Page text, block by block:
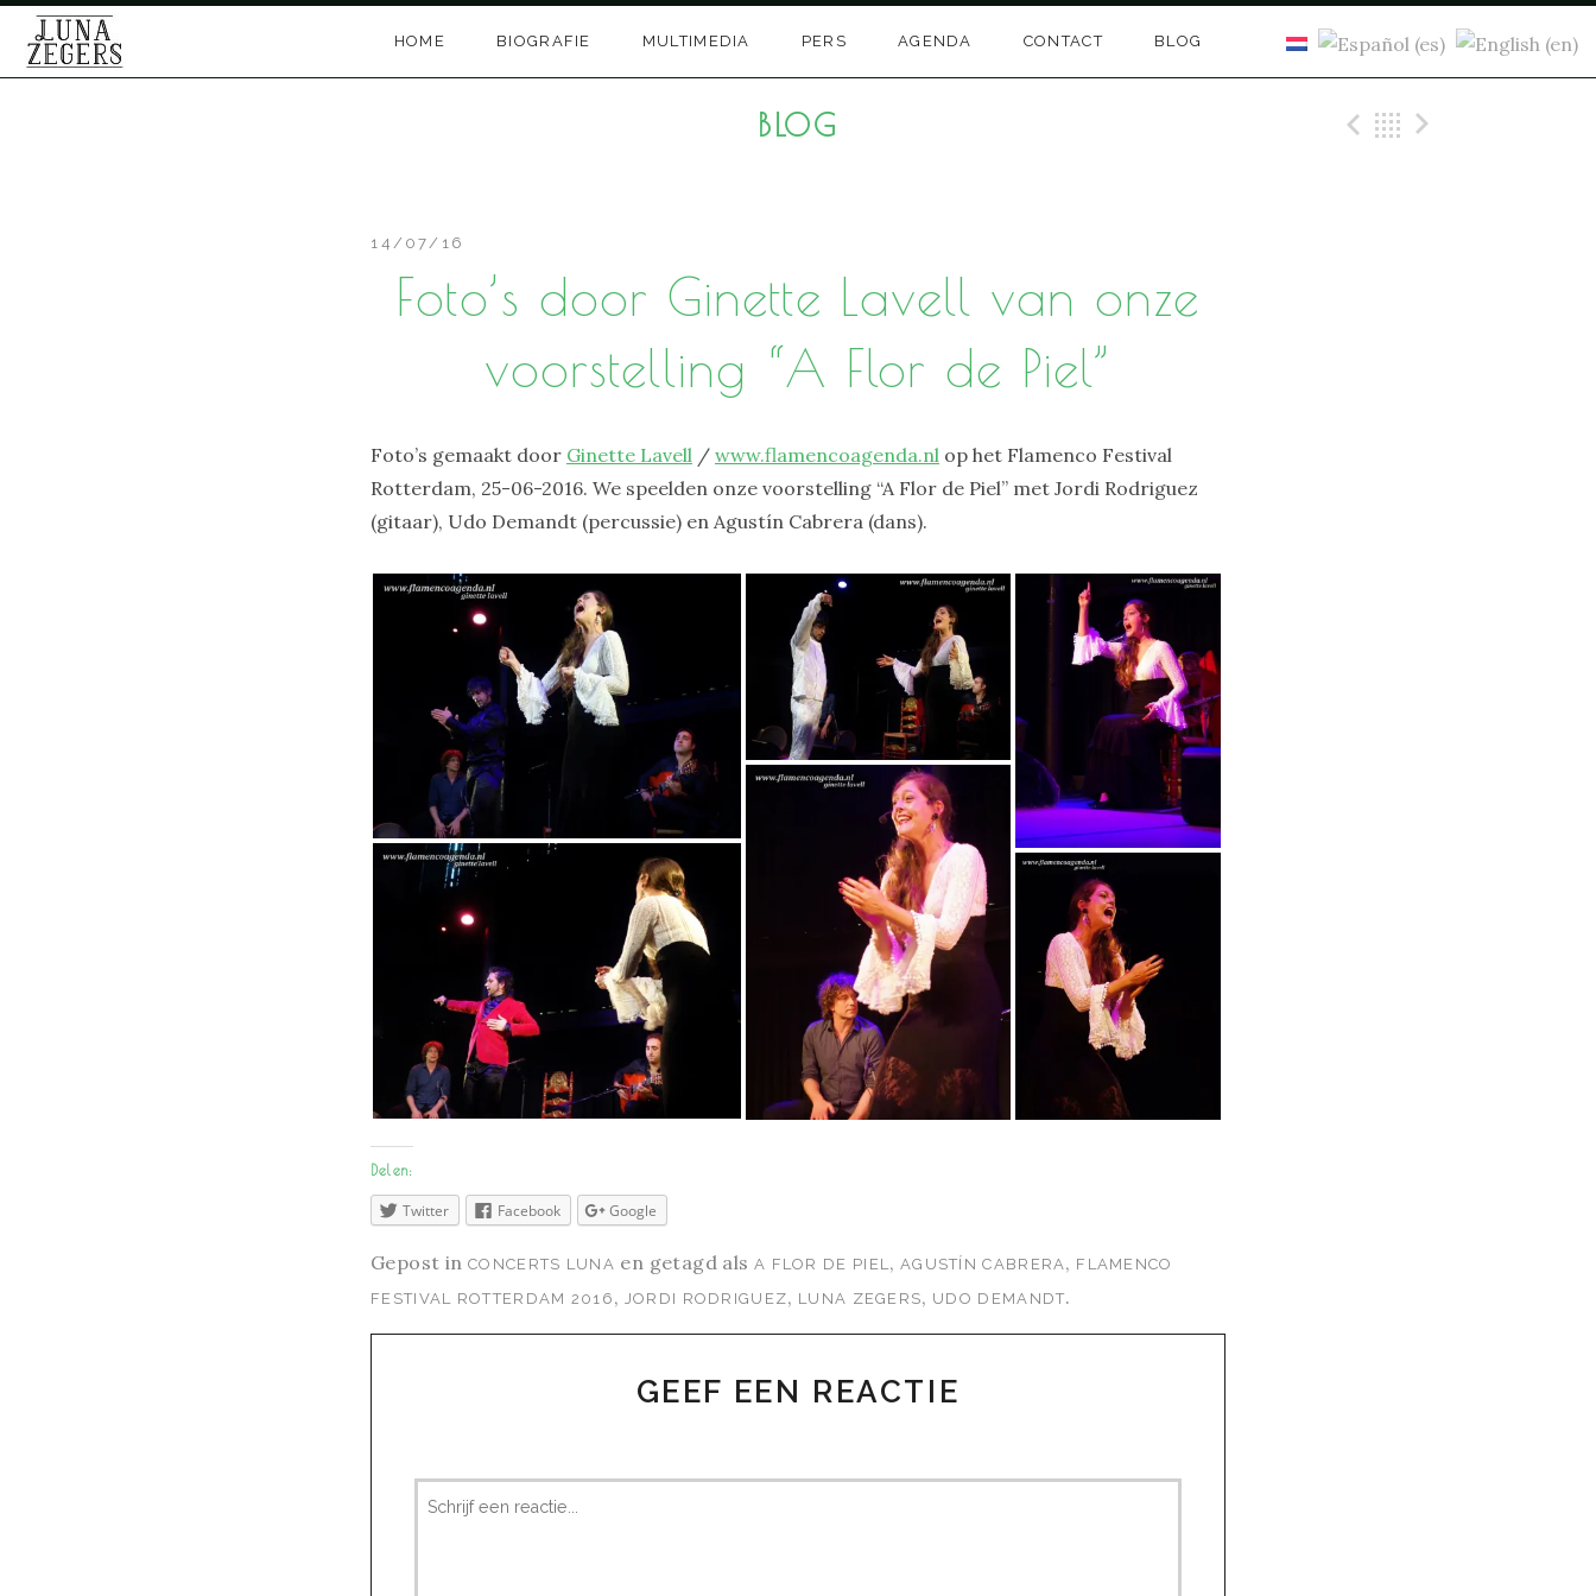
Skip
content
HOME BIOGRAFIE MULTIMEDIA PERS AGENDA CONTACT BLOG
BLOG Previous
Back
Foto’s door Ginette Lavell van onze
voorstelling “A Flor de Piel”
14/07/16
Foto’s gemaakt door Ginette Lavell / www.flamencoagenda.nl op het Flamenco Festival
Rotterdam, 25-06-2016. We speelden onze voorstelling “A Flor de Piel” met Jordi Rodriguez
(gitaar), Udo Demandt (percussie) en Agustín Cabrera (dans).
Delen:
Twitter Facebook Google
Gepost in CONCERTS LUNA en getagd als A FLOR DE PIEL , AGUSTÍN CABRERA , FLAMENCO
FESTIVAL ROTTERDAM 2016 , JORDI RODRIGUEZ, LUNA ZEGERS, UDO DEMANDT.
GEEF EEN REACTIE